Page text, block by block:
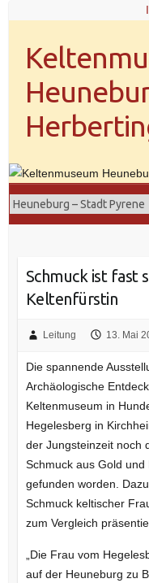
Schmuck ist fast
Keltenfürstin
Leitung 13. Mai
Die spannende
Archäologische
Keltenmuseum in
Hegelesberg in
der Jungsteinzeit noch
Schmuck aus Gold
gefunden worden.
Schmuck keltischer
zum Vergleich
„Die Frau vom
auf der Heuneburg zu